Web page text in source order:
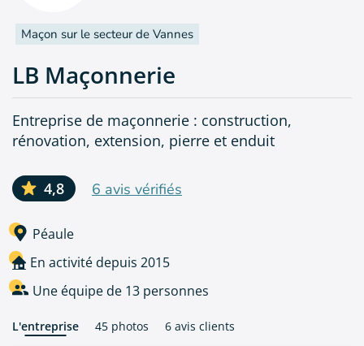
Maçon sur le secteur de Vannes
LB Maçonnerie
Entreprise de maçonnerie : construction,
rénovation, extension, pierre et enduit
4,8 6 avis vérifiés
Péaule
En activité depuis 2015
Une équipe de 13 personnes
L'entreprise 45 photos 6 avis clients